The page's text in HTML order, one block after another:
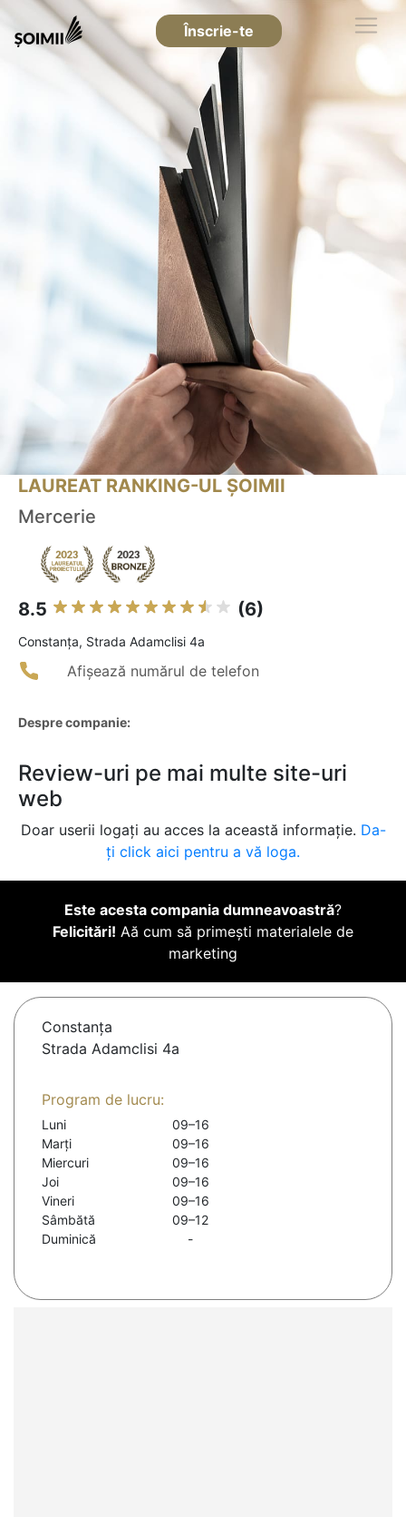
Înscrie-te
LAUREAT RANKING-UL ȘOIMII
Mercerie
8.5 (6)
Constanţa, Strada Adamclisi 4a
Afișează numărul de telefon
Despre companie:
Review-uri pe mai multe site-uri
web
Doar userii logați au acces la această informație. Da-
ți click aici pentru a vă loga.
Este acesta compania dumneavoastră?
Felicitări! Aă cum să primești materialele de
marketing
Constanţa
Strada Adamclisi 4a
Program de lucru:
Luni
09–16
Marți
09–16
Miercuri
09–16
Joi
09–16
Vineri
09–16
Sâmbătă
09–12
Duminică
-